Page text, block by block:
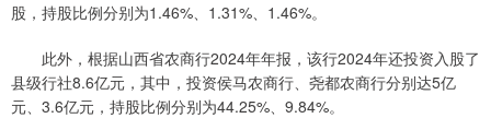
股，持股比例分别为1.46%、1.31%、1.46%。
此外，根据山西省农商行2024年年报，该行2024年还投资入股了
县级行社8.6亿元，其中，投资侯马农商行、尧都农商行分别达5亿
元、3.6亿元，持股比例分别为44.25%、9.84%。